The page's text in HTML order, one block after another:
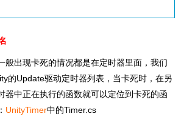
般出现卡死的情况都是在定时器里面，我们
的Update驱动定时器列表，当卡死时，在另
器中正在执行的函数就可以定位到卡死的函
UnityTimer中的Timer.cs